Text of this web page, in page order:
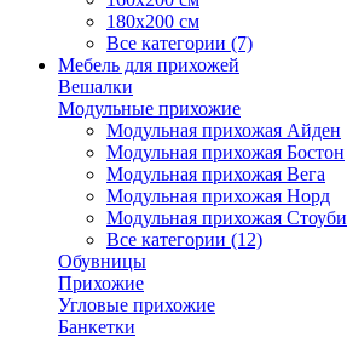
180х200 см
Все категории (7)
Мебель для прихожей
Вешалки
Модульные прихожие
Модульная прихожая Айден
Модульная прихожая Бостон
Модульная прихожая Вега
Модульная прихожая Норд
Модульная прихожая Стоуби
Все категории (12)
Обувницы
Прихожие
Угловые прихожие
Банкетки